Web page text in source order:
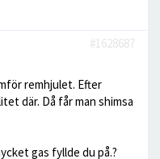
#1628687
remhjulet. Efter
där. Då får man shimsa
gas fyllde du på.?